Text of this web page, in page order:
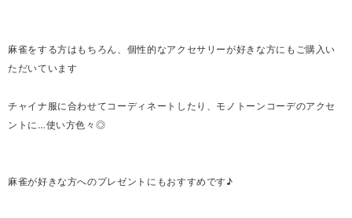
麻雀をする方はもちろん、個性的なアクセサリーが好きな方にもご購入い
ただいています
チャイナ服に合わせてコーディネートしたり、モノトーンコーデのアクセ
ントに…使い方色々◎
麻雀が好きな方へのプレゼントにもおすすめです♪